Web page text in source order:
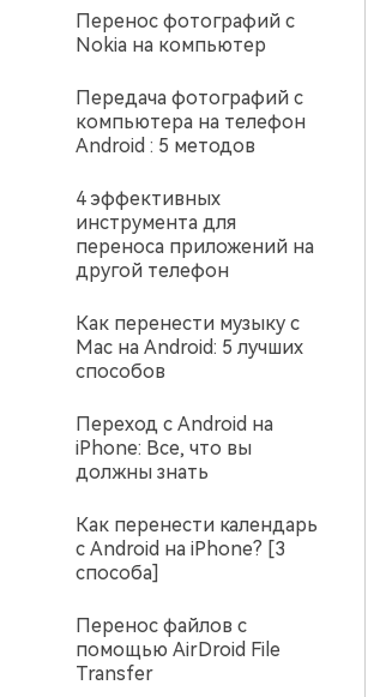
Перенос фотографий с
Nokia на компьютер
Передача фотографий с
компьютера на телефон
Android : 5 методов
4 эффективных
инструмента для
переноса приложений на
другой телефон
Как перенести музыку с
Mac на Android: 5 лучших
способов
Переход с Android на
iPhone: Все, что вы
должны знать
Как перенести календарь
с Android на iPhone? [3
способа]
Перенос файлов с
помощью AirDroid File
Transfer